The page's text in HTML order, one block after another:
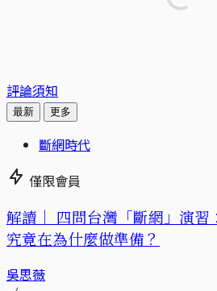
評論須知
最新 更多
斷網時代
僅限會員
解讀｜ 四問台灣「斷網」演習
究竟在為什麼做準備？
吳思薇